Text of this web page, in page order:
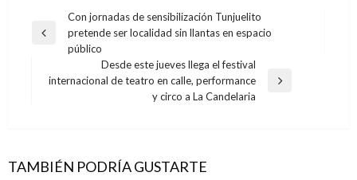
Navegación
de
Entrada
anterior
Con jornadas de sensibilización Tunjuelito
pretende ser localidad sin llantas en espacio
público
Entrada
Desde este jueves llega el festival
internacional de teatro en calle, performance
y circo a La Candelaria
TAMBIÉN PODRÍA GUSTARTE